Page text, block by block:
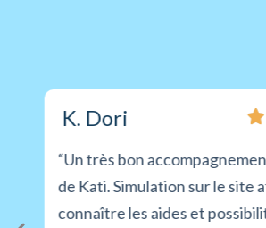
K. Dori
“Un très bon
de Kati. Simulation sur le site
connaître les aides et